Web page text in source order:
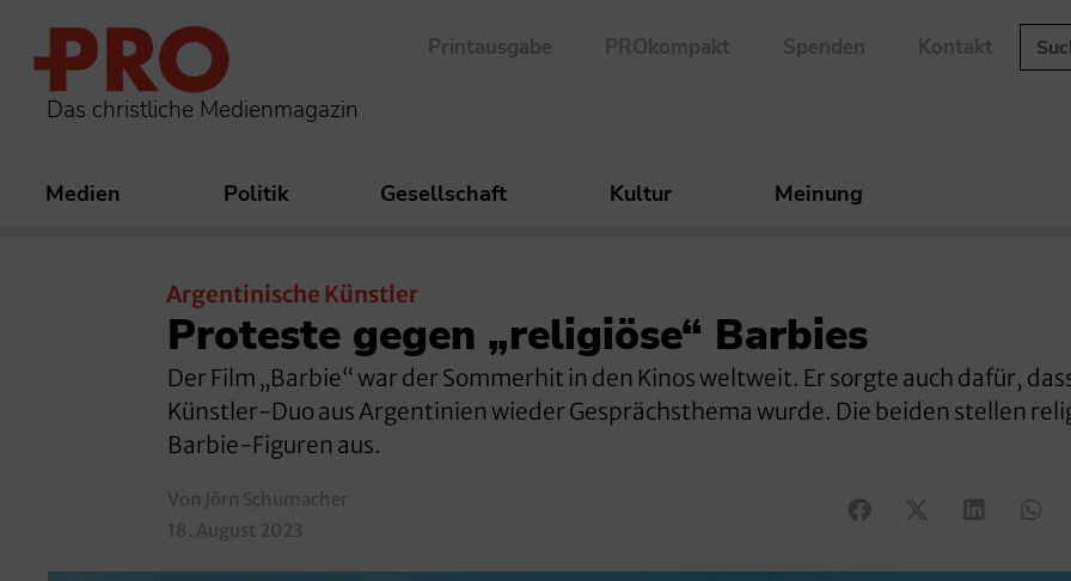
Das christliche Medienmagazin
Printausgabe PROkompakt Spenden Kontakt
Medien Politik Gesellschaft Kultur Meinung
Argentinische Künstler
Proteste gegen „religiöse“ Barbies
Der Film „Barbie“ war der Sommerhit in den Kinos weltweit. Er sorgte auch dafür,
Künstler-Duo aus Argentinien wieder Gesprächsthema wurde. Die beiden stellen
Barbie-Figuren aus.
Von Jörn Schumacher
18. August 2023